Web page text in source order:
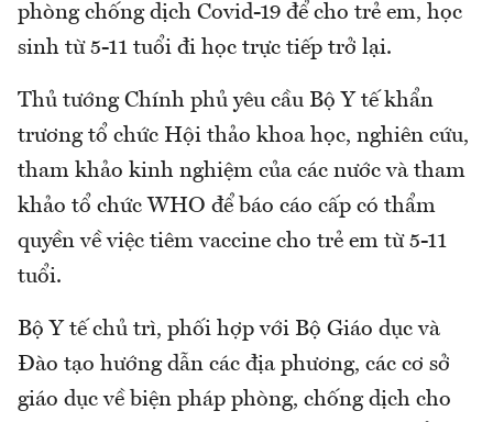
phòng chống dịch Covid-19 để cho trẻ em, học
sinh từ 5-11 tuổi đi học trực tiếp trở lại.
Thủ tướng Chính phủ yêu cầu Bộ Y tế khẩn
trương tổ chức Hội thảo khoa học, nghiên cứu,
tham khảo kinh nghiệm của các nước và tham
khảo tổ chức WHO để báo cáo cấp có thẩm
quyền về việc tiêm vaccine cho trẻ em từ 5-11
tuổi.
Bộ Y tế chủ trì, phối hợp với Bộ Giáo dục và
Đào tạo hướng dẫn các địa phương, các cơ sở
giáo dục về biện pháp phòng, chống dịch cho